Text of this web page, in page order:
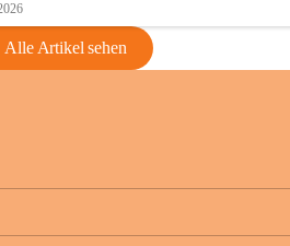
Alle Artikel sehen